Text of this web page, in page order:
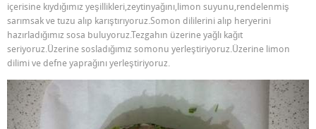
içerisine kıydığımız yeşillikleri,zeytinyağını,limon suyunu,rendelenmiş
sarımsak ve tuzu alıp karıştırıyoruz.Somon dililerini alıp heryerini
hazırladığımız sosa buluyoruz.Tezgahın üzerine yağlı kağıt
seriyoruz.Üzerine sosladığımız somonu yerleştiriyoruz.Üzerine limon
dilimi ve defne yaprağını yerleştiriyoruz.